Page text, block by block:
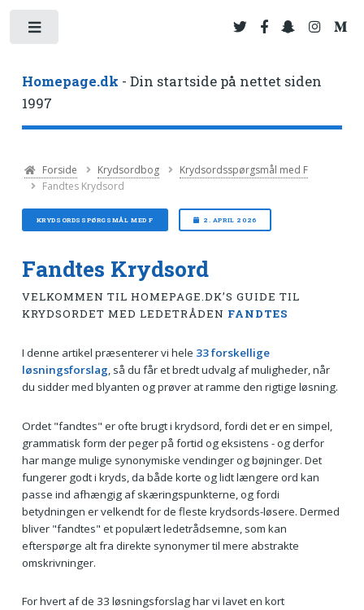
Homepage.dk - Din startside på nettet siden
1997
Forside Krydsordbog
Krydsordsspørgsmål med F
Fandtes Krydsord
KRYDSORDSSPØRGSMÅL MED F 2. APRIL 2026
Fandtes Krydsord
VELKOMMEN TIL HOMEPAGE.DK’S GUIDE TIL
KRYDSORDET MED LEDETRÅDEN FANDTES
I denne artikel præsenterer vi hele 33 forskellige
løsningsforslag, så du får et bredt udvalg af muligheder, når
du sidder med blyanten og prøver at ramme den rigtige løsning.
Ordet "fandtes" er ofte brugt i krydsord, fordi det er en simpel,
grammatisk form der peger på fortid og eksistens - og derfor
har mange mulige synonymiske vendinger og bøjninger. Det
fungerer godt i kryds, da både korte og lidt længere ord kan
passe ind afhængig af skæringspunkterne, og fordi
betydningen er velkendt for de fleste krydsords-løsere. Dermed
bliver "fandtes" et populært ledetrådsemne, som kan
efterspørge alt fra direkte synonymer til mere abstrakte
omskrivninger.
For hvert af de 33 løsningsforslag har vi lavet en kort